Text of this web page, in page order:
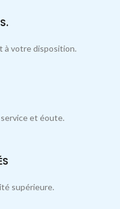
à votre disposition.
et éoute.
supérieure.